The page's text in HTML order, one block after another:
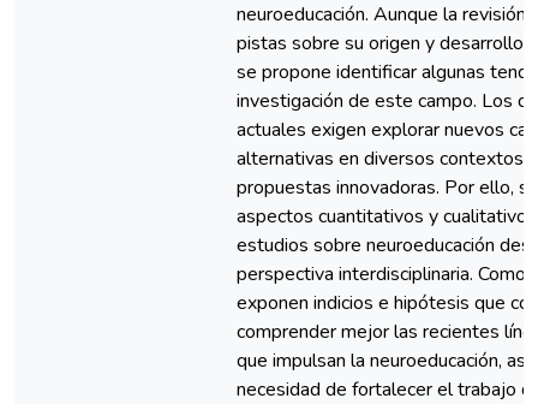
neuroeducación. Aunque la revisión
pistas sobre su origen y desarrollo,
se propone identificar algunas
investigación de este campo. Los
actuales exigen explorar nuevos
alternativas en diversos contextos,
propuestas innovadoras. Por ello,
aspectos cuantitativos y
estudios sobre neuroeducación
perspectiva interdisciplinaria. Como
exponen indicios e hipótesis que
comprender mejor las recientes
que impulsan la neuroeducación, así
necesidad de fortalecer el trabajo